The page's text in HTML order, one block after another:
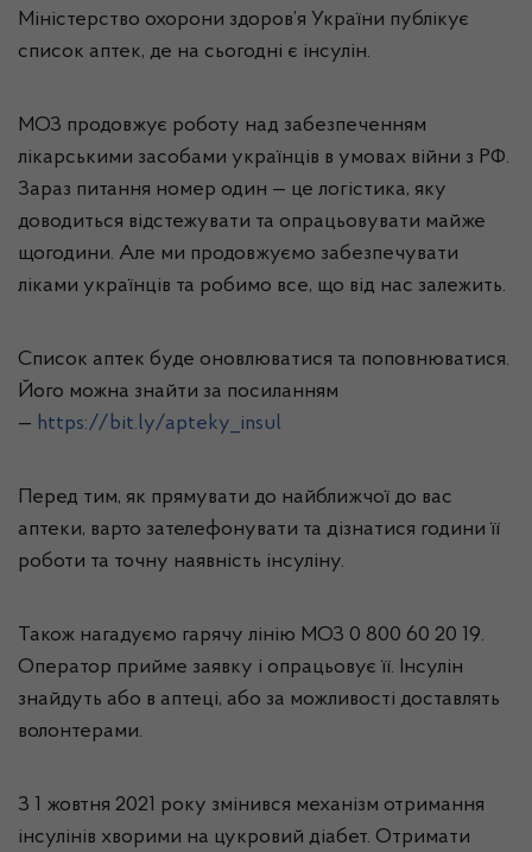
Міністерство охорони здоров’я України публікує
список аптек, де на сьогодні є інсулін.
МОЗ продовжує роботу над забезпеченням
лікарськими засобами українців в умовах війни з РФ.
Зараз питання номер один — це логістика, яку
доводиться відстежувати та опрацьовувати майже
щогодини. Але ми продовжуємо забезпечувати
ліками українців та робимо все, що від нас залежить.
Список аптек буде оновлюватися та поповнюватися.
Його можна знайти за посиланням
— https://bit.ly/apteky_insul
Перед тим, як прямувати до найближчої до вас
аптеки, варто зателефонувати та дізнатися години її
роботи та точну наявність інсуліну.
Також нагадуємо гарячу лінію МОЗ 0 800 60 20 19.
Оператор прийме заявку і опрацьовує її. Інсулін
знайдуть або в аптеці, або за можливості доставлять
волонтерами.
З 1 жовтня 2021 року змінився механізм отримання
інсулінів хворими на цукровий діабет. Отримати